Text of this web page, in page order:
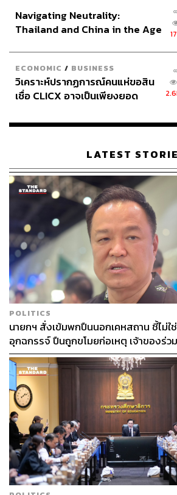
Navigating Neutrality:
Thailand and China in the Age
ECONOMIC / BUSINESS
วิเคราะห์ปรากฏการณ์คนแห่ขอสิน
เชื่อ CLICX อาจเป็นเพียงยอด
เรือนไทยที่ถูกซุกไว้
LATEST
POLITICS
นายกฯ สั่งเข้มพกปืนนอกเคหสถาน ชี้ไม่ใ
อุกฉกรรจ์ ปืนถูกขโมยก่อเหตุ เจ้าของร่ว